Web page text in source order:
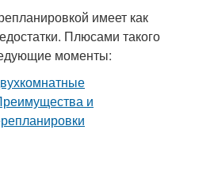
имеет как
Плюсами такого
моменты: